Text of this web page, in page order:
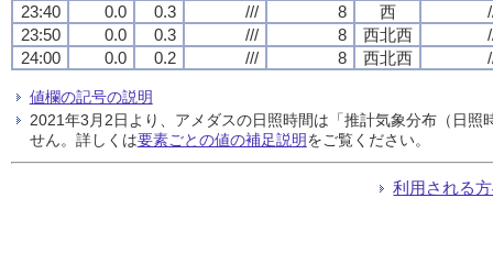
23:40
0.0 0.3 /// 8 西
23:50
0.0 0.3 /// 8 西北西
24:00
0.0 0.2 /// 8 西北西
値欄の記号の説明
2021年3月2日より、アメダスの日照時間は「推計気象分布（日
せん。詳しくは要素ごとの値の補足説明をご覧ください。
利用される